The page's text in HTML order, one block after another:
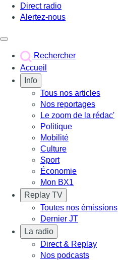
Direct radio
Alertez-nous
Rechercher
Accueil
Info
Tous nos articles
Nos reportages
Le zoom de la rédac'
Politique
Mobilité
Culture
Sport
Économie
Mon BX1
Replay TV
Toutes nos émissions
Dernier JT
La radio
Direct & Replay
Nos podcasts